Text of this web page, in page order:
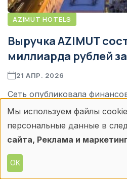
AZIMUT HOTELS
Выручка AZIMUT
миллиарда рублей
21 АПР. 2026
Сеть опубликовала
подтвердила скорое
гостиницы "Москва"
персональных
данных
Мы используем файлы
персональные данные в
сайта, Реклама и
ОК